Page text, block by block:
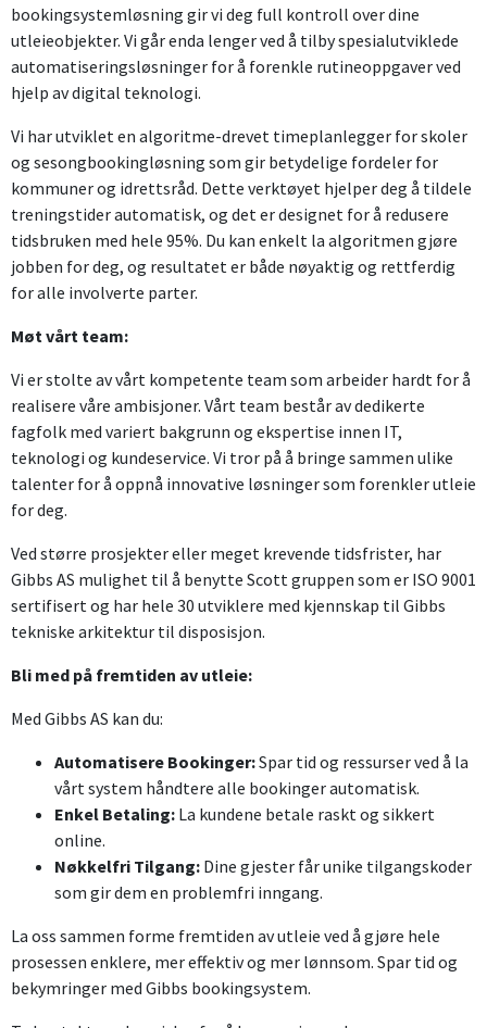
bookingsystemløsning gir vi deg full kontroll over dine
utleieobjekter. Vi går enda lenger ved å tilby spesialutviklede
automatiseringsløsninger for å forenkle rutineoppgaver ved
hjelp av digital teknologi.
Vi har utviklet en algoritme-drevet timeplanlegger for skoler
og sesongbookingløsning som gir betydelige fordeler for
kommuner og idrettsråd. Dette verktøyet hjelper deg å tildele
treningstider automatisk, og det er designet for å redusere
tidsbruken med hele 95%. Du kan enkelt la algoritmen gjøre
jobben for deg, og resultatet er både nøyaktig og rettferdig
for alle involverte parter.
Møt vårt team:
Vi er stolte av vårt kompetente team som arbeider hardt for å
realisere våre ambisjoner. Vårt team består av dedikerte
fagfolk med variert bakgrunn og ekspertise innen IT,
teknologi og kundeservice. Vi tror på å bringe sammen ulike
talenter for å oppnå innovative løsninger som forenkler utleie
for deg.
Ved større prosjekter eller meget krevende tidsfrister, har
Gibbs AS mulighet til å benytte Scott gruppen som er ISO 9001
sertifisert og har hele 30 utviklere med kjennskap til Gibbs
tekniske arkitektur til disposisjon.
Bli med på fremtiden av utleie:
Med Gibbs AS kan du:
Automatisere Bookinger:Spar tid og ressurser ved å la
vårt system håndtere alle bookinger automatisk.
Enkel Betaling: La kundene betale raskt og sikkert
online.
Nøkkelfri Tilgang: Dine gjester får unike tilgangskoder
som gir dem en problemfri inngang.
La oss sammen forme fremtiden av utleie ved å gjøre hele
prosessen enklere, mer effektiv og mer lønnsom. Spar tid og
bekymringer med Gibbs bookingsystem.